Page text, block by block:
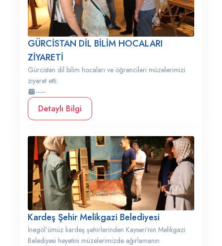
GÜRCİSTAN DİL BİLİM HOCALARI
ZİYARETİ
Gürcistan dil bilim hocaları ve öğrencileri müzelerimizi
ziyaret etti.
-----
Detaylı Bilgi
Kardeş Şehir Melikgazi Belediyesi
İnegöl’ümüz kardeş şehirlerinden Kayseri’nin Melikgazi
Belediyesi heyetini müzelerimizde ağırlamanın